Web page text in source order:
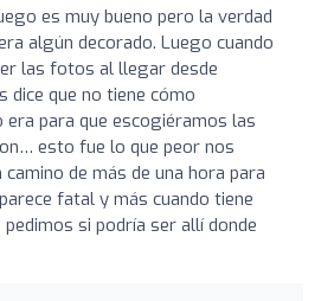
es muy bueno pero la verdad
algún decorado. Luego cuando
las fotos al llegar desde
dice que no tiene cómo
para que escogiéramos las
esto fue lo que peor nos
de más de una hora para
fatal y más cuando tiene
si podría ser allí donde